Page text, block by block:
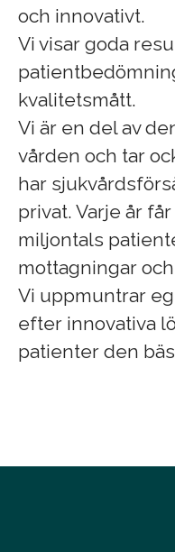
och innovativt.
Vi visar goda
kvalitetsmått.
Vi är en del av
vården och tar
har
privat. Varje år
miljontals
mottagningar
Vi uppmuntrar
efter innovativa
patienter den